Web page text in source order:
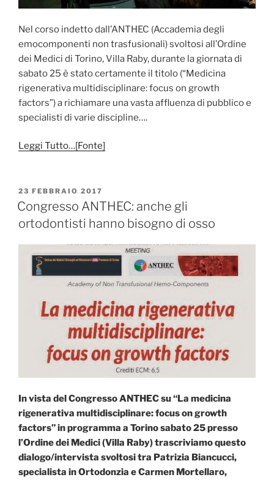
Nel corso indetto dall’ANTHEC (Accademia degli
emocomponenti non trasfusionali) svoltosi all’Ordine
dei Medici di Torino, Villa Raby, durante la giornata di
sabato 25 è stato certamente il titolo (“Medicina
rigenerativa multidisciplinare: focus on growth
factors”) a richiamare una vasta affluenza di pubblico e
specialisti di varie discipline….
Leggi Tutto…[Fonte]
PUBBLICATO
IL
23 FEBBRAIO 2017
Congresso ANTHEC: anche gli
ortodontisti hanno bisogno di osso
In vista del Congresso ANTHEC su “La medicina
rigenerativa multidisciplinare: focus on growth
factors” in programma a Torino sabato 25 presso
l’Ordine dei Medici (Villa Raby) trascriviamo questo
dialogo/intervista svoltosi tra Patrizia Biancucci,
specialista in Ortodonzia e Carmen Mortellaro,